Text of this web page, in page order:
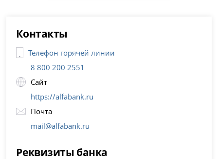
Контакты
Телефон горячей линии
8 800 200 2551
Сайт
https://alfabank.ru
Почта
mail@alfabank.ru
Реквизиты банка